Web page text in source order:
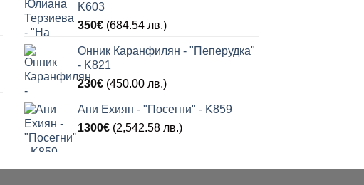
K603
350€ (684.54 лв.)
Онник Каранфилян - "Пеперудка"
- K821
230€ (450.00 лв.)
Ани Ехиян - "Посегни" - K859
1300€ (2,542.58 лв.)